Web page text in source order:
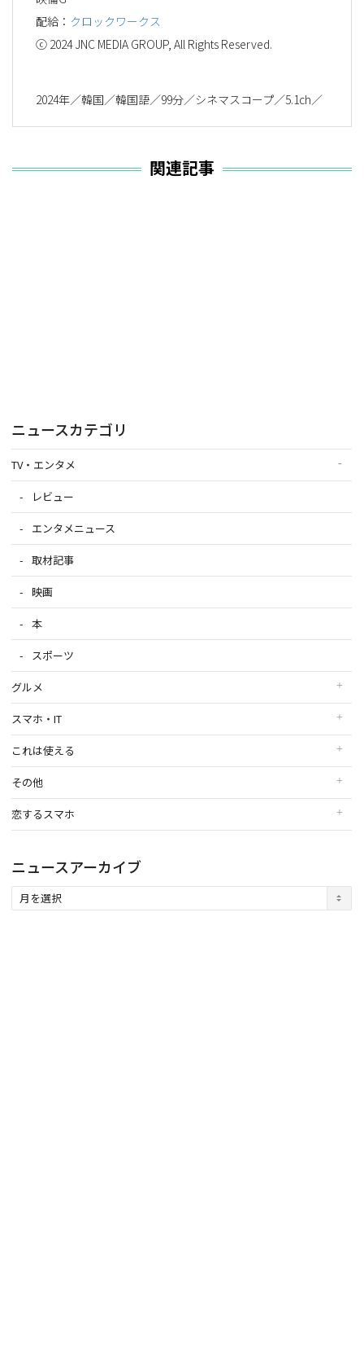
配給： クロックワークス
ⓒ 2024 JNC MEDIA GROUP, All Rights Reserved.
2024年／韓国／韓国語／99分／シネマスコープ／5.1ch／
関連記事
ニュースカテゴリ
TV・エンタメ
レビュー
エンタメニュース
取材記事
映画
本
スポーツ
グルメ
スマホ・IT
これは使える
その他
恋するスマホ
ニュースアーカイブ
ュ